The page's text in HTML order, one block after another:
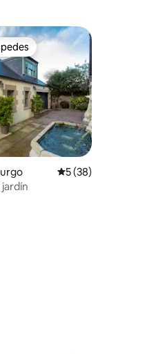
evaluaciones
más destacados
Calificación
5 (38)